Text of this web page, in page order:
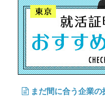
まだ間に合う企業の